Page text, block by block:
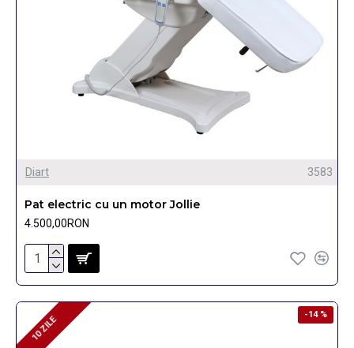
Diart 3583
Pat electric cu un motor Jollie
4.500,00RON
-14 %
10 ZILE
10 ZILE